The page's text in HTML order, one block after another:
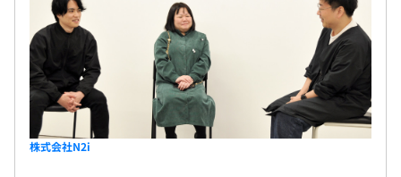
株式会社N2i